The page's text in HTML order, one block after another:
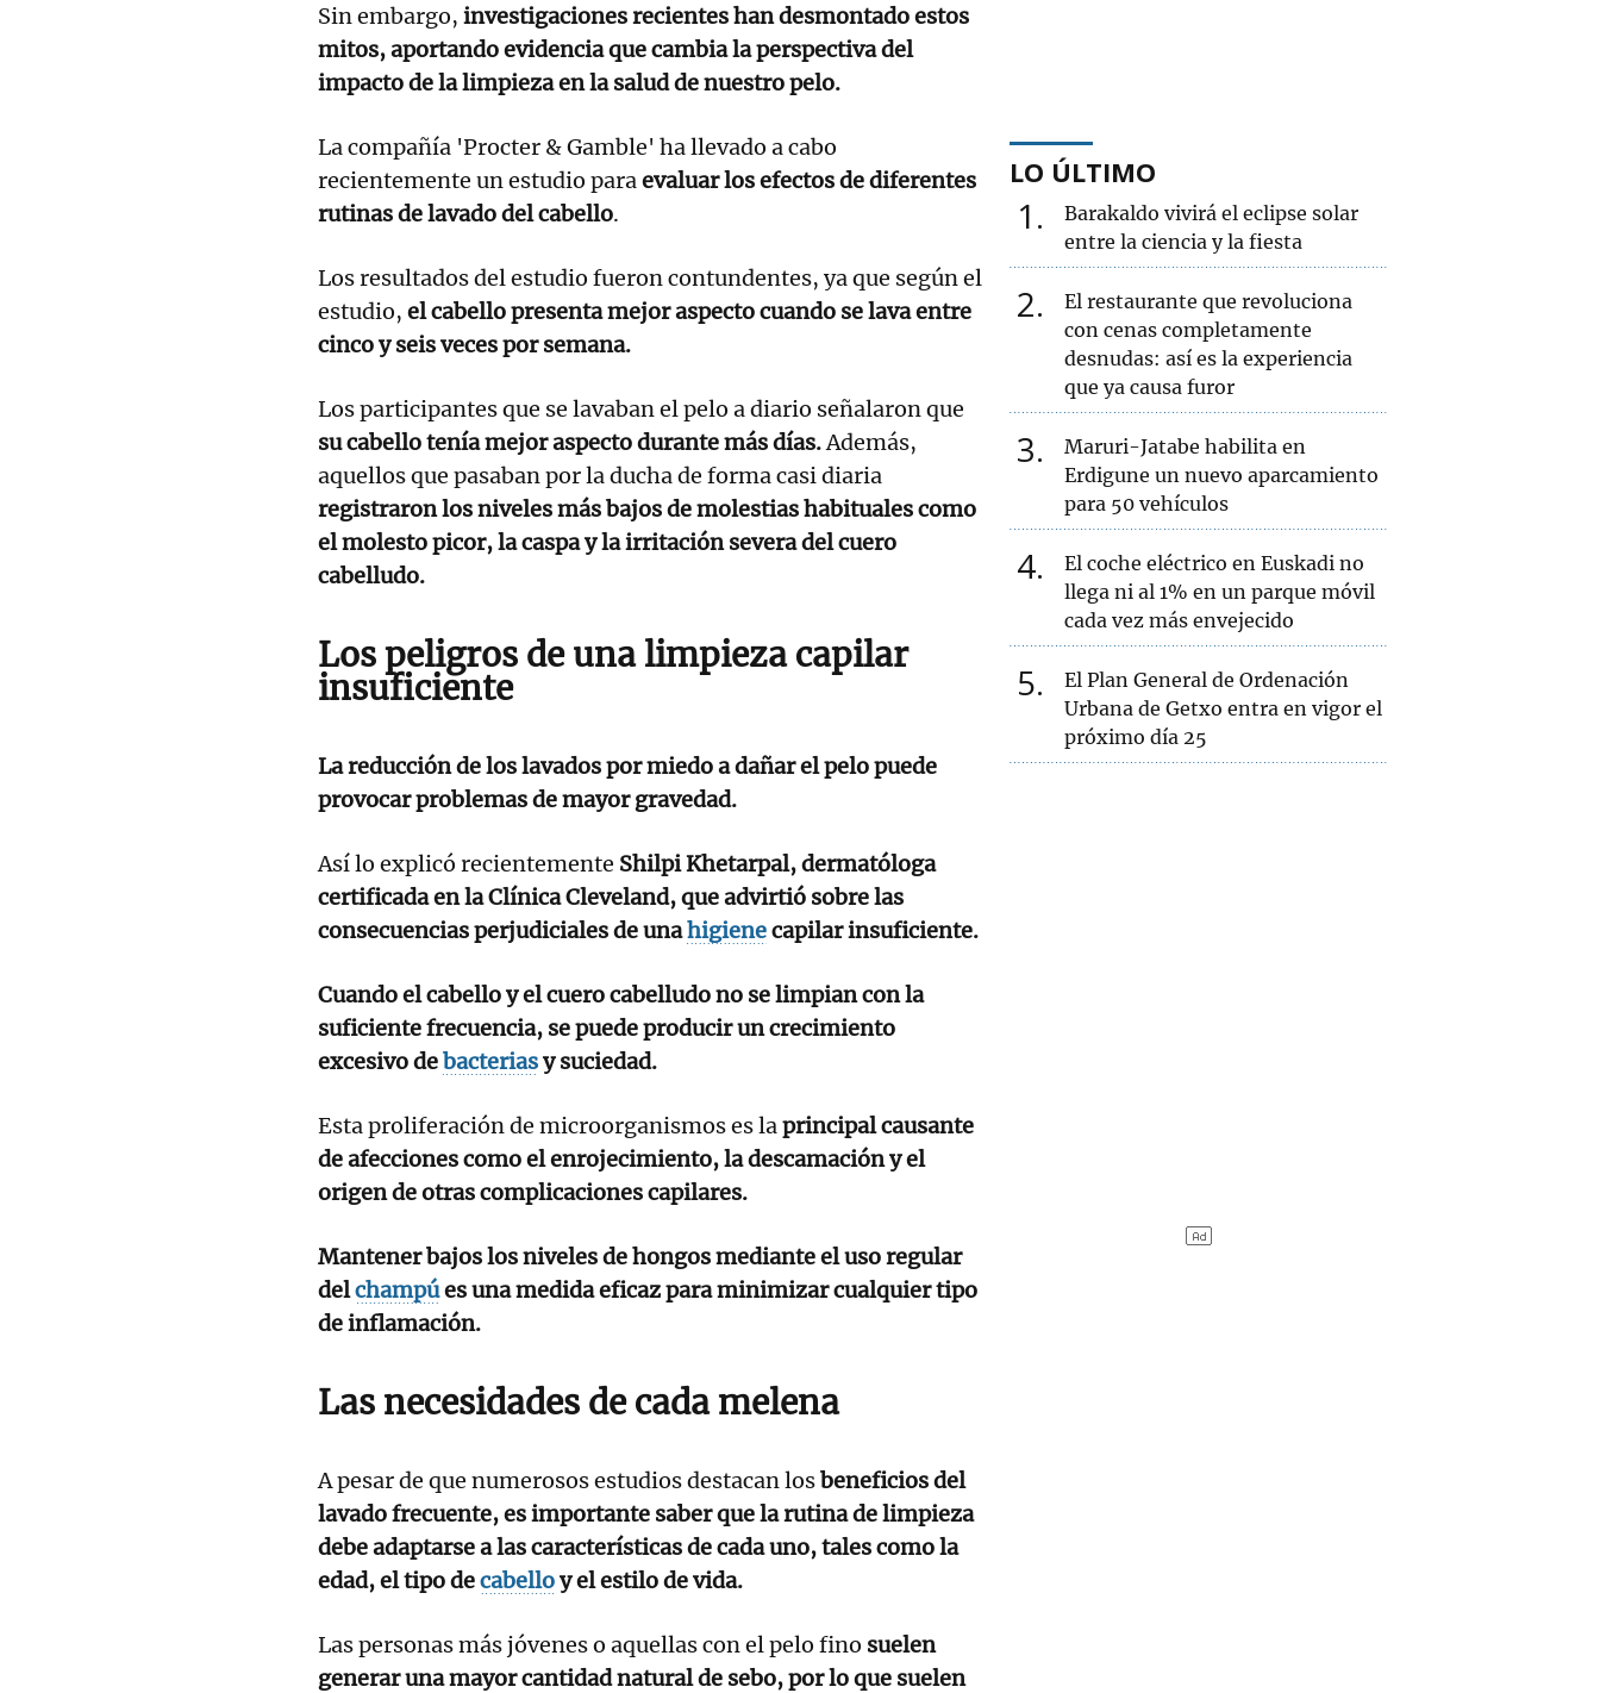
Sin embargo, investigaciones recientes han desmontado estos
mitos, aportando evidencia que cambia la perspectiva del
impacto de la limpieza en la salud de nuestro pelo.
La compañía 'Procter & Gamble' ha llevado a cabo
recientemente un estudio paraevaluar los efectos de diferentes
rutinas de lavado del cabello.
Los resultados del estudio fueron contundentes, ya que según el
estudio, el cabello presenta mejor aspecto cuando se lava entre
cinco y seis veces por semana.
Los participantes que se lavaban el pelo a diario señalaron que
su cabello tenía mejor aspecto durante más días.Además,
aquellos que pasaban por la ducha de forma casi diaria
registraron los niveles más bajos de molestias habituales como
el molesto picor, la caspa y la irritación severa del cuero
cabelludo.
Los peligros de una limpieza capilar
insuficiente
La reducción de los lavados por miedo a dañar el pelo puede
provocar problemas de mayor gravedad.
Así lo explicó recientemente Shilpi Khetarpal, dermatóloga
certificada en la Clínica Cleveland, que advirtió sobre las
consecuencias perjudiciales de unahigienecapilar insuficiente.
Cuando el cabello y el cuero cabelludo no se limpian con la
suficiente frecuencia, se puede producir un crecimiento
excesivo debacteriasy suciedad.
Esta proliferación de microorganismos es laprincipal causante
de afecciones como el enrojecimiento, la descamación y el
origen de otras complicaciones capilares.
Mantener bajos los niveles de hongos mediante el uso regular
delchampúes una medida eficaz para minimizar cualquier tipo
de inflamación.
Las necesidades de cada melena
A pesar de que numerosos estudios destacan losbeneficios del
lavado frecuente, es importante saber que la rutina de limpieza
debe adaptarse a las características de cada uno, tales como la
edad, el tipo decabelloy el estilo de vida.
Las personas más jóvenes o aquellas con el pelo fino suelen
generar una mayor cantidad natural de sebo, por lo que suelen
LO ÚLTIMO
1
Barakaldo vivirá el eclipse solar
entre la ciencia y la fiesta
2
El restaurante que revoluciona
con cenas completamente
desnudas: así es la experiencia
que ya causa furor
3
Maruri-Jatabe habilita en
Erdigune un nuevo aparcamiento
para 50 vehículos
4
El coche eléctrico en Euskadi no
llega ni al 1% en un parque móvil
cada vez más envejecido
5
El Plan General de Ordenación
Urbana de Getxo entra en vigor el
próximo día 25